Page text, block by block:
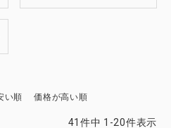
い順 価格が高い順
41 件中 1 -20件表示